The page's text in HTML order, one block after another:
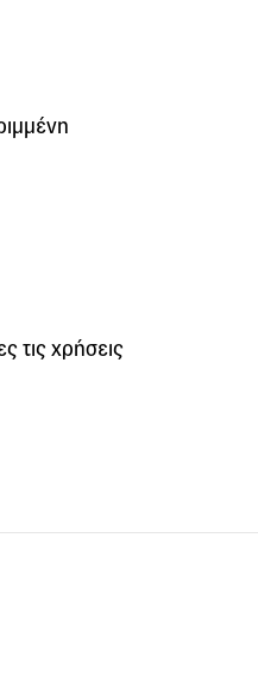
τις χρήσεις